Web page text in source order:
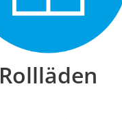
Rollläden